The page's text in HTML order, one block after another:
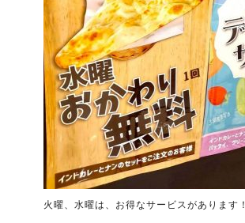
火曜、水曜は、お得なサービスがあります！